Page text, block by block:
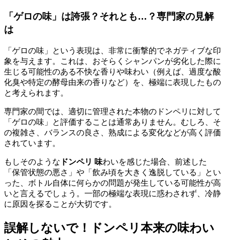
「ゲロの味」は誇張？それとも…？専門家の見解
は
「ゲロの味」という表現は、非常に衝撃的でネガティブな印
象を与えます。これは、おそらくシャンパンが劣化した際に
生じる可能性のある不快な香りや味わい（例えば、過度な酸
化臭や特定の酵母由来の香りなど）を、極端に表現したもの
と考えられます。
専門家の間では、適切に管理された本物のドンペリに対して
「ゲロの味」と評価することは通常ありません。むしろ、そ
の複雑さ、バランスの良さ、熟成による変化などが高く評価
されています。
もしそのような ドンペリ 味わいを感じた場合、前述した
「保管状態の悪さ」や「飲み頃を大きく逸脱している」とい
った、ボトル自体に何らかの問題が発生している可能性が高
いと言えるでしょう。一部の極端な表現に惑わされず、冷静
に原因を探ることが大切です。
誤解しないで！ドンペリ本来の味わい